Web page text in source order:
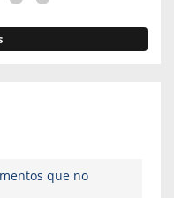
que no